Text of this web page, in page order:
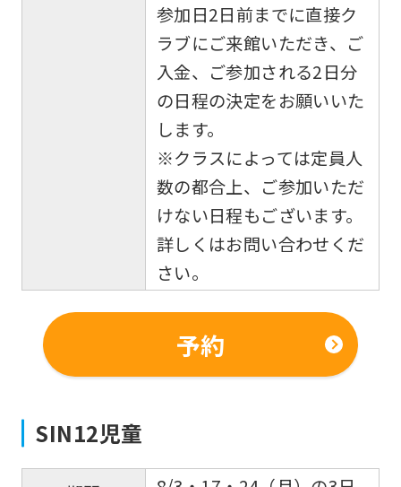
参加日2日前までに直接ク
ラブにご来館いただき、ご
入金、ご参加される2日分
の日程の決定をお願いいた
します。
※クラスによっては定員人
数の都合上、ご参加いただ
けない日程もございます。
詳しくはお問い合わせくだ
さい。
予約
SIN12児童